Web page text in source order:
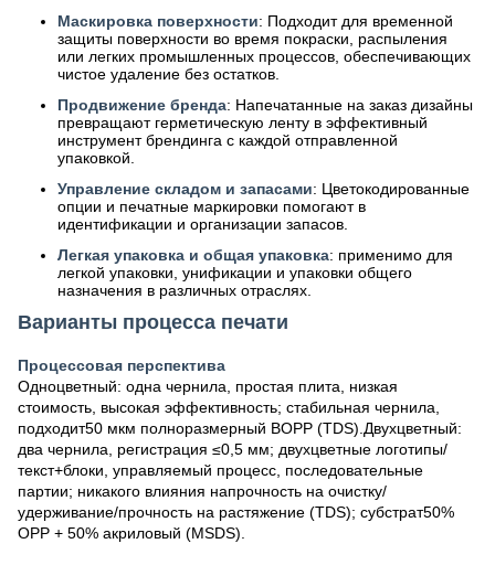
Маскировка поверхности: Подходит для временной
защиты поверхности во время покраски, распыления
или легких промышленных процессов, обеспечивающих
чистое удаление без остатков.
Продвижение бренда: Напечатанные на заказ дизайны
превращают герметическую ленту в эффективный
инструмент брендинга с каждой отправленной
упаковкой.
Управление складом и запасами: Цветокодированные
опции и печатные маркировки помогают в
идентификации и организации запасов.
Легкая упаковка и общая упаковка: применимо для
легкой упаковки, унификации и упаковки общего
назначения в различных отраслях.
Варианты процесса печати
Процессовая перспектива
Одноцветный: одна чернила, простая плита, низкая
стоимость, высокая эффективность; стабильная чернила,
подходит50 мкм полноразмерный BOPP (TDS) .Двухцветный:
два чернила, регистрация ≤0,5 мм; двухцветные логотипы/
текст+блоки, управляемый процесс, последовательные
партии; никакого влияния напрочность на очистку/
удерживание/прочность на растяжение (TDS); субстрат50%
OPP + 50% акриловый (MSDS)